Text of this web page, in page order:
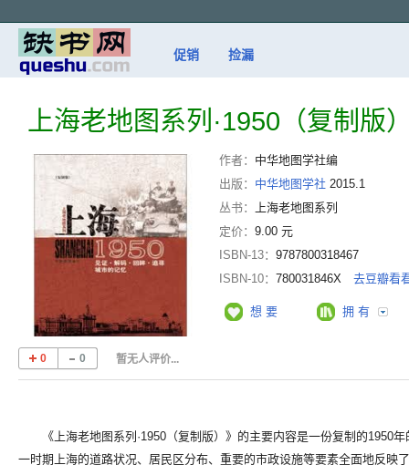
促销 捡漏
上海老地图系列·1950（复制版
作者： 中华地图学社编
出版： 中华地图学社 2015.1
丛书：
上海老地图系列
定价： 9.00 元
ISBN-13： 9787800318467
ISBN-10： 780031846X 去豆瓣看
想 要 拥 有
0 0 暂无人评价...
《上海老地图系列·1950（复制版）》的主要内容是一份复制的1950年
一时期上海的道路状况、居民区分布、重要的市政设施等要素全面地反映